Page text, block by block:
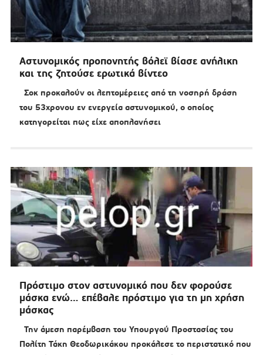
Αστυνομικός προπονητής βόλεϊ βίασε ανήλικη
και της ζητούσε ερωτικά βίντεο
Σοκ προκαλούν οι λεπτομέρειες από τη νοσηρή δράση
του 53χρονου εν ενεργεία αστυνομικού, ο οποίος
κατηγορείται πως είχε αποπλανήσει
Πρόστιμο στον αστυνομικό που δεν φορούσε
μάσκα ενώ… επέβαλε πρόστιμο για τη μη χρήση
μάσκας
Την άμεση παρέμβαση του Υπουργού Προστασίας του
Πολίτη Τάκη Θεοδωρικάκου προκάλεσε το περιστατικό που